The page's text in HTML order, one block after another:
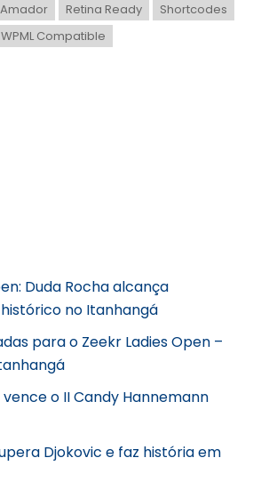
Retina Ready
Shortcodes
WPML Compatible
Duda Rocha alcança
no Itanhangá
para o Zeekr Ladies Open –
o II Candy Hannemann
Djokovic e faz história em